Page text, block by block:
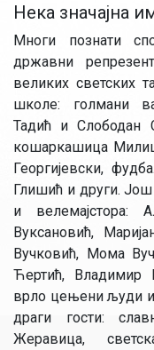
Нека значајна
Многи познати
државни
великих светских
школе: голмани
Тадић и Слободан
кошаркашица
Георгијевски,
Глишић и други.
и велемајстора:
Вуксановић,
Вучковић, Мома
Ћертић, Владимир
врло цењени људи
драги гости:
Жеравица,